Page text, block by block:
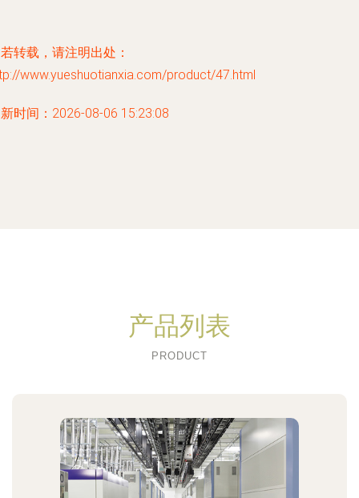
转载，请注明出处：
www.yueshuotianxia.com/product/47.html
时间：2026-08-06 15:23:08
产品列表
PRODUCT